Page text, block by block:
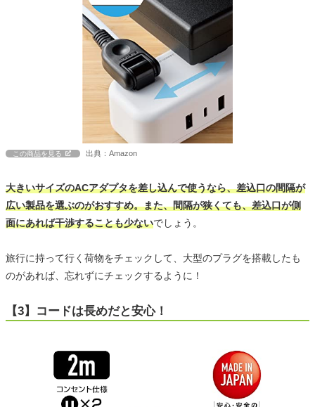
この商品を見る 出典：Amazon
大きいサイズのACアダプタを差し込んで使うなら、差込口の間隔が
広い製品を選ぶのがおすすめ。また、間隔が狭くても、差込口が側
面にあれば干渉することも少ないでしょう。
旅行に持って行く荷物をチェックして、大型のプラグを搭載したも
のがあれば、忘れずにチェックするように！
【3】コードは長めだと安心！